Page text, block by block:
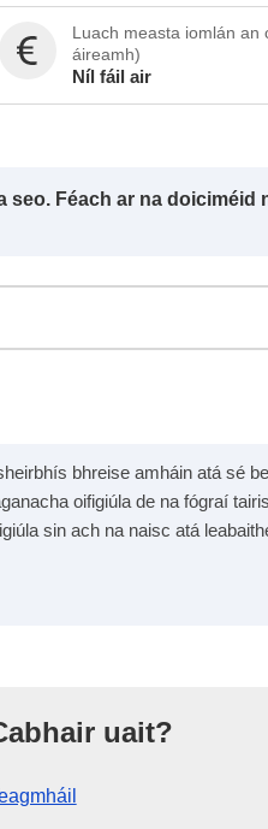
Luach measta iomlán an
áireamh)
Níl fáil air
Féach ar na doiciméid
bhreise amháin atá sé
oifigiúla de na fógraí
sin ach na naisc atá
uait?